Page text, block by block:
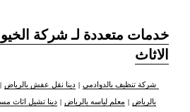
خدمات متعددة لـ شركة
الاثاث
شركة تنظيف بالدوادمي |دينا نقل عفش بالرياض
بالرياض | معلم لياسه بالرياض |دينا تشيل اثاث